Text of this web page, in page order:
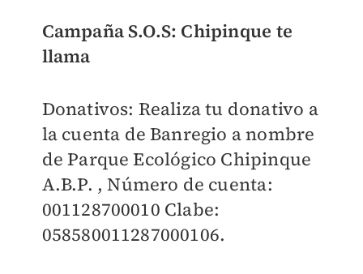
Campaña S.O.S: Chipinque te
llama
Donativos: Realiza tu donativo a
la cuenta de Banregio a nombre
de Parque Ecológico Chipinque
A.B.P. , Número de cuenta:
001128700010 Clabe:
058580011287000106.